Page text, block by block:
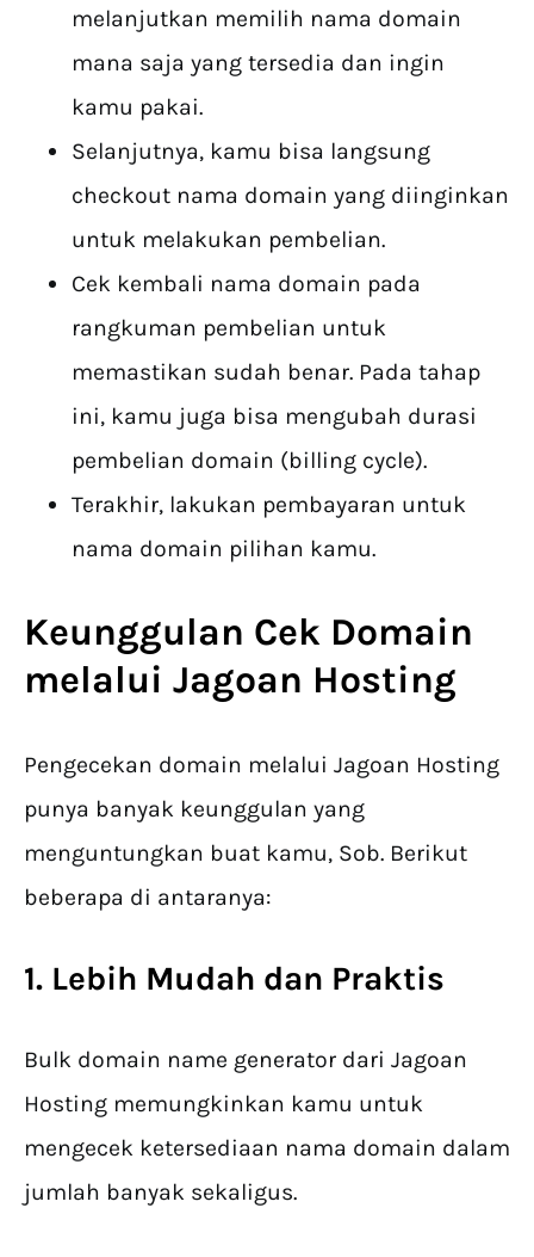
melanjutkan memilih nama domain
mana saja yang tersedia dan ingin
kamu pakai.
Selanjutnya, kamu bisa langsung
checkout nama domain yang diinginkan
untuk melakukan pembelian.
Cek kembali nama domain pada
rangkuman pembelian untuk
memastikan sudah benar. Pada tahap
ini, kamu juga bisa mengubah durasi
pembelian domain (billing cycle).
Terakhir, lakukan pembayaran untuk
nama domain pilihan kamu.
Keunggulan Cek Domain
melalui Jagoan Hosting
Pengecekan domain melalui Jagoan Hosting
punya banyak keunggulan yang
menguntungkan buat kamu, Sob. Berikut
beberapa di antaranya:
1. Lebih Mudah dan Praktis
Bulk domain name generator dari Jagoan
Hosting memungkinkan kamu untuk
mengecek ketersediaan nama domain dalam
jumlah banyak sekaligus.